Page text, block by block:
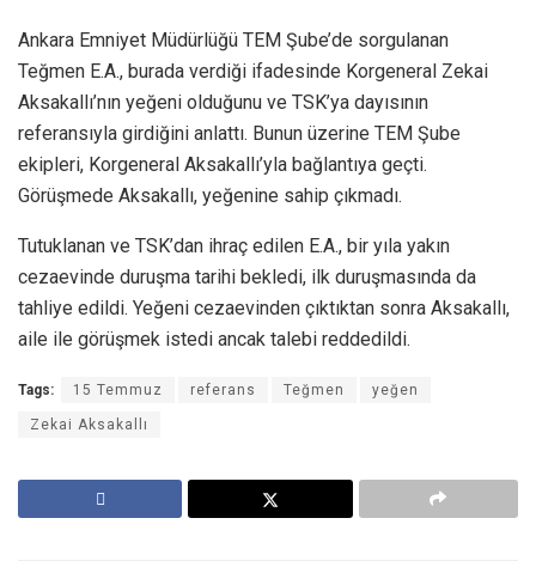
Ankara Emniyet Müdürlüğü TEM Şube’de sorgulanan
Teğmen E.A., burada verdiği ifadesinde Korgeneral Zekai
Aksakallı’nın yeğeni olduğunu ve TSK’ya dayısının
referansıyla girdiğini anlattı. Bunun üzerine TEM Şube
ekipleri, Korgeneral Aksakallı’yla bağlantıya geçti.
Görüşmede Aksakallı, yeğenine sahip çıkmadı.
Tutuklanan ve TSK’dan ihraç edilen E.A., bir yıla yakın
cezaevinde duruşma tarihi bekledi, ilk duruşmasında da
tahliye edildi. Yeğeni cezaevinden çıktıktan sonra Aksakallı,
aile ile görüşmek istedi ancak talebi reddedildi.
Tags: 15 Temmuz referans Teğmen yeğen
Zekai Aksakallı